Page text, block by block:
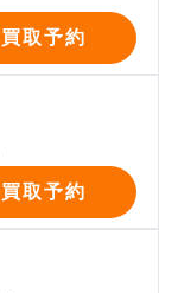
買取予約
買取予約